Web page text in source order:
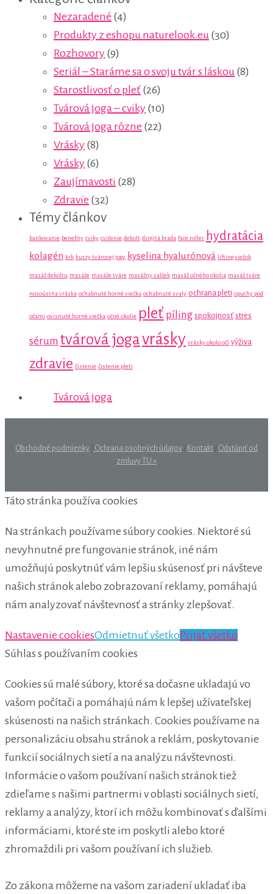
Nezaradené (4)
Produkty z eshopu naturelook.eu (30)
Rozhovory (9)
Seriál – Staráme sa o svoju tvár s láskou (8)
Starostlivosť o pleť (26)
Tvárová joga – cviky (10)
Tvárová joga rôzne (22)
Vrásky (8)
Vrásky (6)
Zaujímavosti (28)
Zdravie (32)
Témy článkov
bankovanie benefity cviky cvičenie dekolt dvojitá brada face roller hydratácia
kolagén krk kurzy tvárovej jogy kyselina hyalurónová lifting viečok
masáž dekoltu masáže masáže tváre masážny valček masáž očného okolia masáž tváre
nosoústna vráska ochabnuté horné viečka ochabnuté svaly ochrana pleti opuchy pod
očami ovisnuté horné viečka očné okolie pleť píling spokojnosť stres
sérum tvárová jogavrásky vrásky okolo očí výživa
zdravie čistenie čistenie pleti
Tvárová joga
Obchodné podmienky / Ochrana osobných údajov / Kontakt / Odstúpiť od
zmluvy TU »
Táto stránka používa cookies
Na stránkach používame súbory cookies. Niektoré sú
nevyhnutné pre fungovanie stránok, iné nám
umožňujú poskytnúť vám lepšiu skúsenosť pri návšteve
našich stránok alebo zobrazovaní reklamy, pomáhajú
nám analyzovať návštevnosť a stránky zlepšovať.
Nastavenie cookiesOdmietnuť všetkoPrijať všetko
Súhlas s používaním cookies
Cookies sú malé súbory, ktoré sa dočasne ukladajú vo
vašom počítači a pomáhajú nám k lepšej užívateľskej
skúsenosti na našich stránkach. Cookies používame na
personalizáciu obsahu stránok a reklám, poskytovanie
funkcií sociálnych sietí a na analýzu návštevnosti.
Informácie o vašom používaní našich stránok tiež
zdieľame s našimi partnermi v oblasti sociálnych sietí,
reklamy a analýzy, ktorí ich môžu kombinovať s ďalšími
informáciami, ktoré ste im poskytli alebo ktoré
zhromaždili pri vašom používaní ich služieb.
Zo zákona môžeme na vašom zariadení ukladať iba